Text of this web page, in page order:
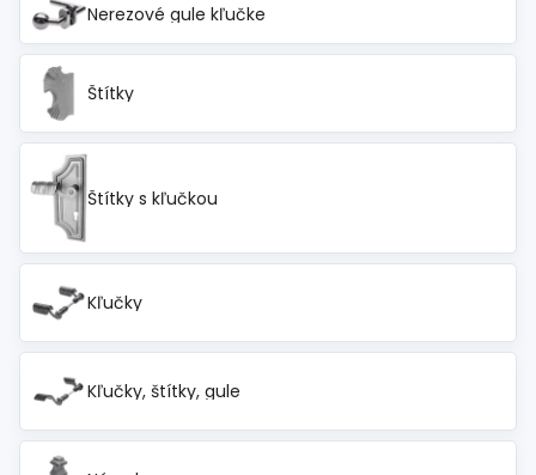
Nerezové gule kľučke
Štítky
Štítky s kľučkou
Kľučky
Kľučky, štítky, gule